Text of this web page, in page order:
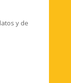
y de